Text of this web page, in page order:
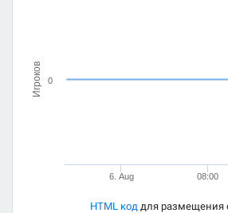
Игроков
6. Aug 08:00
0
HTML код для размещения